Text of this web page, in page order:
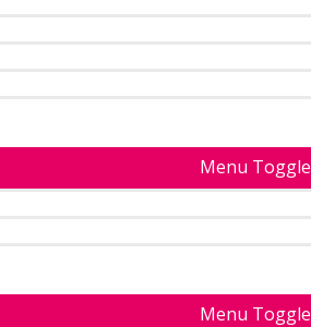
Menu Toggle
Menu Toggle